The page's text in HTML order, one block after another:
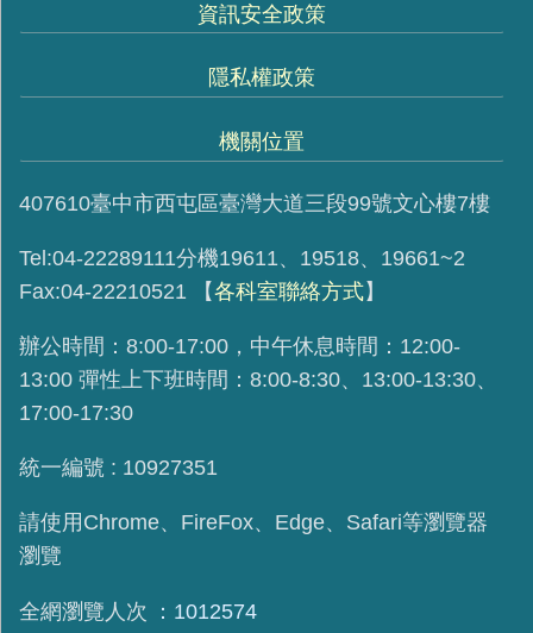
資訊安全政策
隱私權政策
機關位置
407610臺中市西屯區臺灣大道三段99號文心樓7樓
Tel:04-22289111分機19611、19518、19661~2
Fax:04-22210521
【各科室聯絡方式】
辦公時間：8:00-17:00，中午休息時間：12:00-
13:00 彈性上下班時間：8:00-8:30、13:00-13:30、
17:00-17:30
統一編號 : 10927351
請使用 Chrome、FireFox、Edge、Safari等瀏覽器
瀏覽
全網瀏覽人次 1012574